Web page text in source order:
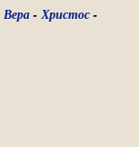
Вера-Христос-